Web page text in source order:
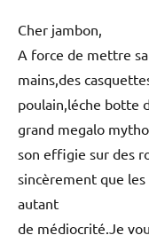
Cher jambon,
A force de mettre
mains,des
poulain,léche botte
grand megalo
son effigie sur des
sincèrement que
autant
de médiocrité.Je